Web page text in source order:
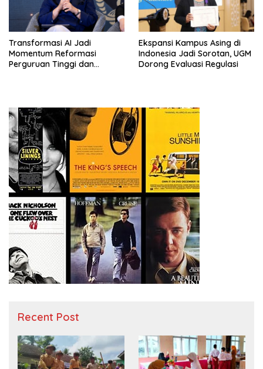
Transformasi AI Jadi
Momentum Reformasi
Perguruan Tinggi dan
Ekspansi Kampus Asing di
Indonesia Jadi Sorotan, UGM
Dorong Evaluasi Regulasi
Recent Post